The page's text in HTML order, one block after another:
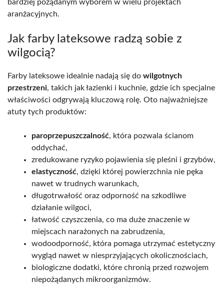
bardziej pożądanym wyborem w wielu projektach
aranżacyjnych.
Jak farby lateksowe radzą sobie z
wilgocią?
Farby lateksowe idealnie nadają się do wilgotnych
przestrzeni, takich jak łazienki i kuchnie, gdzie ich specjalne
właściwości odgrywają kluczową rolę. Oto najważniejsze
atuty tych produktów:
paroprzepuszczalność, która pozwala ścianom
oddychać,
zredukowane ryzyko pojawienia się pleśni i grzybów,
elastyczność, dzięki której powierzchnia nie pęka
nawet w trudnych warunkach,
długotrwałość oraz odporność na szkodliwe
działanie wilgoci,
łatwość czyszczenia, co ma duże znaczenie w
miejscach narażonych na zabrudzenia,
wodoodporność, która pomaga utrzymać estetyczny
wygląd nawet w niesprzyjających okolicznościach,
biologiczne dodatki, które chronią przed rozwojem
niepożądanych mikroorganizmów.